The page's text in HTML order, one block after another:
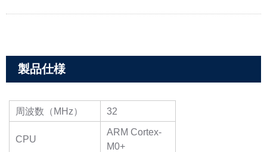
製品仕様
周波数（MHz） 32
CPU
ARM Cortex-
M0+